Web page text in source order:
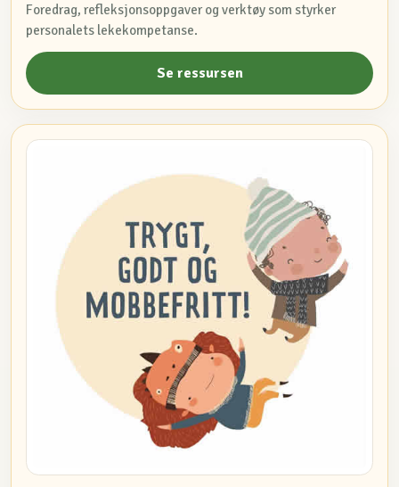
Foredrag, refleksjonsoppgaver og verktøy som styrker
personalets lekekompetanse.
Se ressursen